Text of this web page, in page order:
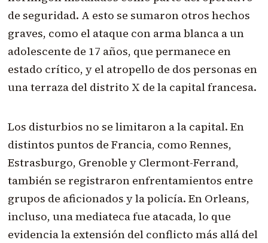
de seguridad. A esto se sumaron otros hechos
graves, como el ataque con arma blanca a un
adolescente de 17 años, que permanece en
estado crítico, y el atropello de dos personas en
una terraza del distrito X de la capital francesa.
Los disturbios no se limitaron a la capital. En
distintos puntos de Francia, como Rennes,
Estrasburgo, Grenoble y Clermont-Ferrand,
también se registraron enfrentamientos entre
grupos de aficionados y la policía. En Orleans,
incluso, una mediateca fue atacada, lo que
evidencia la extensión del conflicto más allá del